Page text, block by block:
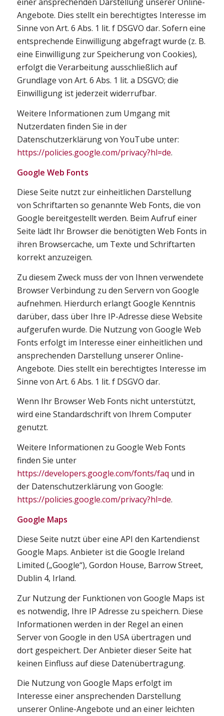
Angebote. Dies stellt ein berechtigtes Interesse im
Sinne von Art. 6 Abs. 1 lit. f DSGVO dar. Sofern eine
entsprechende Einwilligung abgefragt wurde (z. B.
eine Einwilligung zur Speicherung von Cookies),
erfolgt die Verarbeitung ausschließlich auf
Grundlage von Art. 6 Abs. 1 lit. a DSGVO; die
Einwilligung ist jederzeit widerrufbar.
Weitere Informationen zum Umgang mit
Nutzerdaten finden Sie in der
Datenschutzerklärung von YouTube unter:
https://policies.google.com/privacy?hl=de.
Google Web Fonts
Diese Seite nutzt zur einheitlichen Darstellung
von Schriftarten so genannte Web Fonts, die von
Google bereitgestellt werden. Beim Aufruf einer
Seite lädt Ihr Browser die benötigten Web Fonts in
ihren Browsercache, um Texte und Schriftarten
korrekt anzuzeigen.
Zu diesem Zweck muss der von Ihnen verwendete
Browser Verbindung zu den Servern von Google
aufnehmen. Hierdurch erlangt Google Kenntnis
darüber, dass über Ihre IP-Adresse diese Website
aufgerufen wurde. Die Nutzung von Google Web
Fonts erfolgt im Interesse einer einheitlichen und
ansprechenden Darstellung unserer Online-
Angebote. Dies stellt ein berechtigtes Interesse im
Sinne von Art. 6 Abs. 1 lit. f DSGVO dar.
Wenn Ihr Browser Web Fonts nicht unterstützt,
wird eine Standardschrift von Ihrem Computer
genutzt.
Weitere Informationen zu Google Web Fonts
finden Sie unter
https://developers.google.com/fonts/faq und in
der Datenschutzerklärung von Google:
https://policies.google.com/privacy?hl=de.
Google Maps
Diese Seite nutzt über eine API den Kartendienst
Google Maps. Anbieter ist die Google Ireland
Limited („Google“), Gordon House, Barrow Street,
Dublin 4, Irland.
Zur Nutzung der Funktionen von Google Maps ist
es notwendig, Ihre IP Adresse zu speichern. Diese
Informationen werden in der Regel an einen
Server von Google in den USA übertragen und
dort gespeichert. Der Anbieter dieser Seite hat
keinen Einfluss auf diese Datenübertragung.
Die Nutzung von Google Maps erfolgt im
Interesse einer ansprechenden Darstellung
unserer Online-Angebote und an einer leichten